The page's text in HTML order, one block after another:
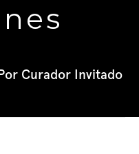
Curador Invitado